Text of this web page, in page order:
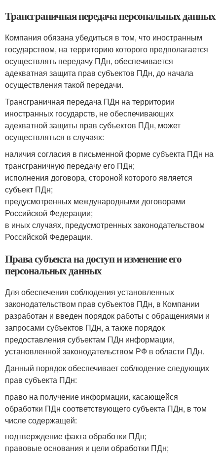
Трансграничная передача персональных данных
Компания обязана убедиться в том, что иностранным
государством, на территорию которого предполагается
осуществлять передачу ПДн, обеспечивается
адекватная защита прав субъектов ПДн, до начала
осуществления такой передачи.
Трансграничная передача ПДн на территории
иностранных государств, не обеспечивающих
адекватной защиты прав субъектов ПДн, может
осуществляться в случаях:
наличия согласия в письменной форме субъекта ПДн на
трансграничную передачу его ПДн;
исполнения договора, стороной которого является
субъект ПДн;
предусмотренных международными договорами
Российской Федерации;
в иных случаях, предусмотренных законодательством
Российской Федерации.
Права субъекта на доступ и изменение его
персональных данных
Для обеспечения соблюдения установленных
законодательством прав субъектов ПДн, в Компании
разработан и введен порядок работы с обращениями и
запросами субъектов ПДн, а также порядок
предоставления субъектам ПДн информации,
установленной законодательством РФ в области ПДн.
Данный порядок обеспечивает соблюдение следующих
прав субъекта ПДн:
право на получение информации, касающейся
обработки ПДн соответствующего субъекта ПДн, в том
числе содержащей:
подтверждение факта обработки ПДн;
правовые основания и цели обработки ПДн;